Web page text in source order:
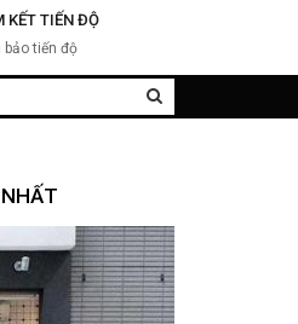
KẾT TIẾN ĐỘ
bảo tiến độ